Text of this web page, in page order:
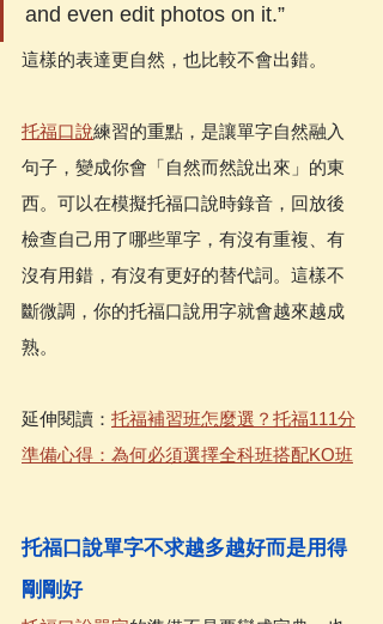
and even edit photos on it.”
這樣的表達更自然，也比較不會出錯。
托福口說練習的重點，是讓單字自然融入
句子，變成你會「自然而然說出來」的東
西。可以在模擬托福口說時錄音，回放後
檢查自己用了哪些單字，有沒有重複、有
沒有用錯，有沒有更好的替代詞。這樣不
斷微調，你的托福口說用字就會越來越成
熟。
延伸閱讀： 托福補習班怎麼選？托福111分
準備心得：為何必須選擇全科班搭配KO班
托福口說單字不求越多越好而是用得
剛剛好